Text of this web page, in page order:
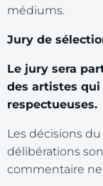
médiums.
Jury de
Le jury sera
des artistes
respectueuses.
Les décisions
délibérations
commentaire ne